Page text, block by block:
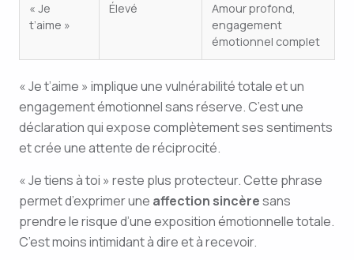
« Je
t’aime »
Élevé
Amour profond,
engagement
émotionnel complet
« Je t’aime » implique une vulnérabilité totale et un
engagement émotionnel sans réserve. C’est une
déclaration qui expose complètement ses sentiments
et crée une attente de réciprocité.
« Je tiens à toi » reste plus protecteur. Cette phrase
permet d’exprimer une affection sincèresans
prendre le risque d’une exposition émotionnelle totale.
C’est moins intimidant à dire et à recevoir.